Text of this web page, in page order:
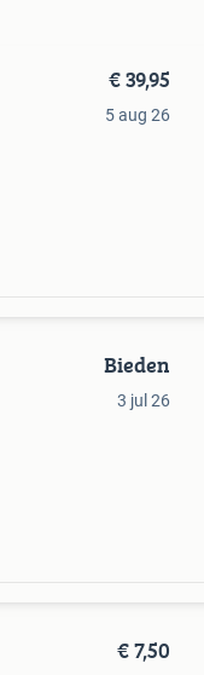
€ 39,95
5 aug 26
Bieden
3 jul 26
€ 7,50